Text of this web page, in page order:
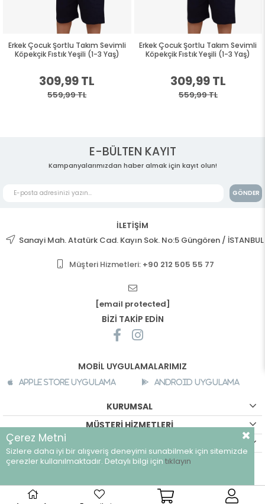
Erkek Çocuk Şortlu Takım Sevimli
Köpekçik Fıstık Yeşili (1-3 Yaş)
309,99 TL
559,99 TL
Erkek Çocuk Şortlu Takım Sevimli
Köpekçik Fıstık Yeşili (1-3 Yaş)
309,99 TL
559,99 TL
E-BÜLTEN KAYIT
Kampanyalarımızdan haber almak için kayıt olun!
GÖNDER
İLETİŞİM
Sanayi Mah. Atatürk Cad. Kayın Sok. No:5 Güngören / İSTANBUL
Müşteri Hizmetleri: +90 212 505 55 77
[email protected]
BİZİ TAKİP EDİN
MOBİL UYGULAMALARIMIZ
Apple Store Uygulama Android Uygulama
KURUMSAL
MÜŞTERİ HİZMETLERİ
©breeze.com.tr - Tüm hakları saklıdır.
Çerez Metni
Sizlere daha iyi bir alışveriş deneyimi sunabilmek için sitemizde
çerezler kullanılmaktadır. Detaylı bilgi için tıklayın